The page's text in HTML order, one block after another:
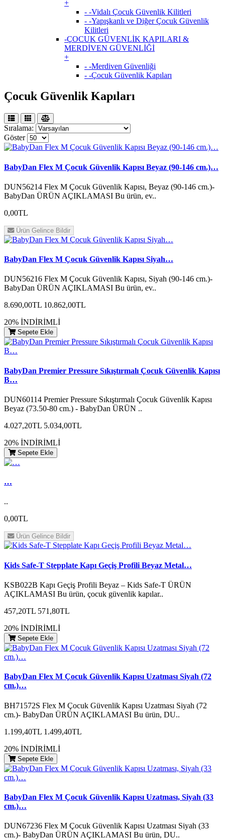
+
- -Vidalı Çocuk Güvenlik Kilitleri
- -Yapışkanlı ve Diğer Çocuk Güvenlik
Kilitleri
-ÇOCUK GÜVENLİK KAPILARI &
MERDİVEN GÜVENLİĞİ
+
- -Merdiven Güvenliği
- -Çocuk Güvenlik Kapıları
Çocuk Güvenlik Kapıları
Sıralama:
Göster
BabyDan Flex M Çocuk Güvenlik Kapısı Beyaz (90-146 cm.)…
DUN56214 Flex M Çocuk Güvenlik Kapısı, Beyaz (90-146 cm.)-
BabyDan ÜRÜN AÇIKLAMASI Bu ürün, ev..
0,00TL
Ürün Gelince Bildir
BabyDan Flex M Çocuk Güvenlik Kapısı Siyah…
DUN56216 Flex M Çocuk Güvenlik Kapısı, Siyah (90-146 cm.)-
BabyDan ÜRÜN AÇIKLAMASI Bu ürün, ev..
8.690,00TL 10.862,00TL
20% İNDİRİMLİ
Sepete Ekle
BabyDan Premier Pressure Sıkıştırmalı Çocuk Güvenlik Kapısı
B…
DUN60114 Premier Pressure Sıkıştırmalı Çocuk Güvenlik Kapısı
Beyaz (73.50-80 cm.) - BabyDan ÜRÜN ..
4.027,20TL 5.034,00TL
20% İNDİRİMLİ
Sepete Ekle
…
..
0,00TL
Ürün Gelince Bildir
Kids Safe-T Stepplate Kapı Geçiş Profili Beyaz Metal…
KSB022B Kapı Geçiş Profili Beyaz – Kids Safe-T ÜRÜN
AÇIKLAMASI Bu ürün, çocuk güvenlik kapılar..
457,20TL 571,80TL
20% İNDİRİMLİ
Sepete Ekle
BabyDan Flex M Çocuk Güvenlik Kapısı Uzatması Siyah (72
cm.)…
BH71572S Flex M Çocuk Güvenlik Kapısı Uzatması Siyah (72
cm.)- BabyDan ÜRÜN AÇIKLAMASI Bu ürün, DU..
1.199,40TL 1.499,40TL
20% İNDİRİMLİ
Sepete Ekle
BabyDan Flex M Çocuk Güvenlik Kapısı Uzatması, Siyah (33
cm.)…
DUN67236 Flex M Çocuk Güvenlik Kapısı Uzatması Siyah (33
cm.)- BabyDan ÜRÜN AÇIKLAMASI Bu ürün, DU..